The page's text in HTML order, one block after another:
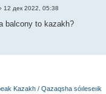
12 дек 2022, 05:38
balcony to kazakh?
Kazakh / Qazaqsha sóıleseıik